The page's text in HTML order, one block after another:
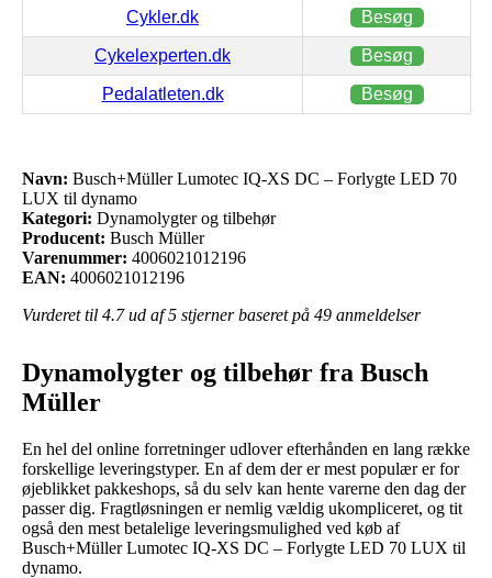
Cykler.dk Besøg
Cykelexperten.dk Besøg
Pedalatleten.dk Besøg
Navn: Busch+Müller Lumotec IQ-XS DC – Forlygte LED 70
LUX til dynamo
Kategori: Dynamolygter og tilbehør
Producent: Busch Müller
Varenummer: 4006021012196
EAN: 4006021012196
Vurderet til 4.7ud af 5 stjerner baseret på 49 anmeldelser
Dynamolygter og tilbehør fra Busch
Müller
En hel del online forretninger udlover efterhånden en lang række
forskellige leveringstyper. En af dem der er mest populær er for
øjeblikket pakkeshops, så du selv kan hente varerne den dag der
passer dig. Fragtløsningen er nemlig vældig ukompliceret, og tit
også den mest betalelige leveringsmulighed ved køb af
Busch+Müller Lumotec IQ-XS DC – Forlygte LED 70 LUX til
dynamo.